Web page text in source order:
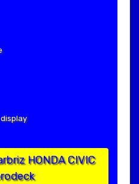
HONDA CIVIC